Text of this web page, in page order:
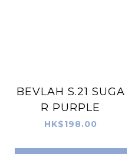
BEVLAH S.21 SUGA
R PURPLE
HK$198.00